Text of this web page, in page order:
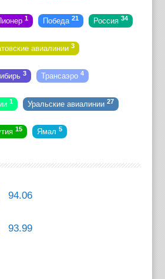
1 Победа 21 Россия 34
авиалинии 3
3 Трансаэро 4
1 Уральские авиалинии 27
15 Ямал 5
94.06
93.99